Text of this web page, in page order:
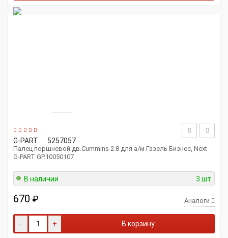
G-PART 5257057
Палец поршневой дв.Cummins 2.8 для а/м Газель Бизнес, Next
G-PART GP.10050107
В наличии 3 шт.
670 ₽ Аналоги
- + В корзину